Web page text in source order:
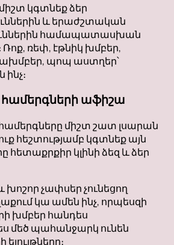
կգտնեք ձեր
և երաժշտական
համապատասխան
Ռոք, ռեփ, էթնիկ խմբեր,
պոպ աստղեր՝
համերգների աֆիշա
միշտ շատ լսարան
հեշտությամբ կգտնեք այն
հետաքրքիր կլինի ձեզ և ձեր
խոշոր չափսեր չունեցող
կա ամեն ինչ, որպեսզի
խմբեր հանդես
մեծ պահանջարկ ունեն